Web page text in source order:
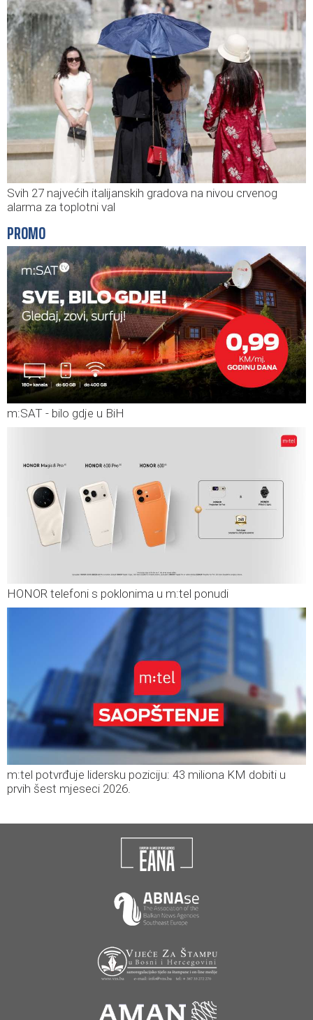
Svih 27 najvećih italijanskih gradova na nivou crvenog
alarma za toplotni val
PROMO
m:SAT - bilo gdje u BiH
HONOR telefoni s poklonima u m:tel ponudi
m:tel potvrđuje lidersku poziciju: 43 miliona KM dobiti u
prvih šest mjeseci 2026.